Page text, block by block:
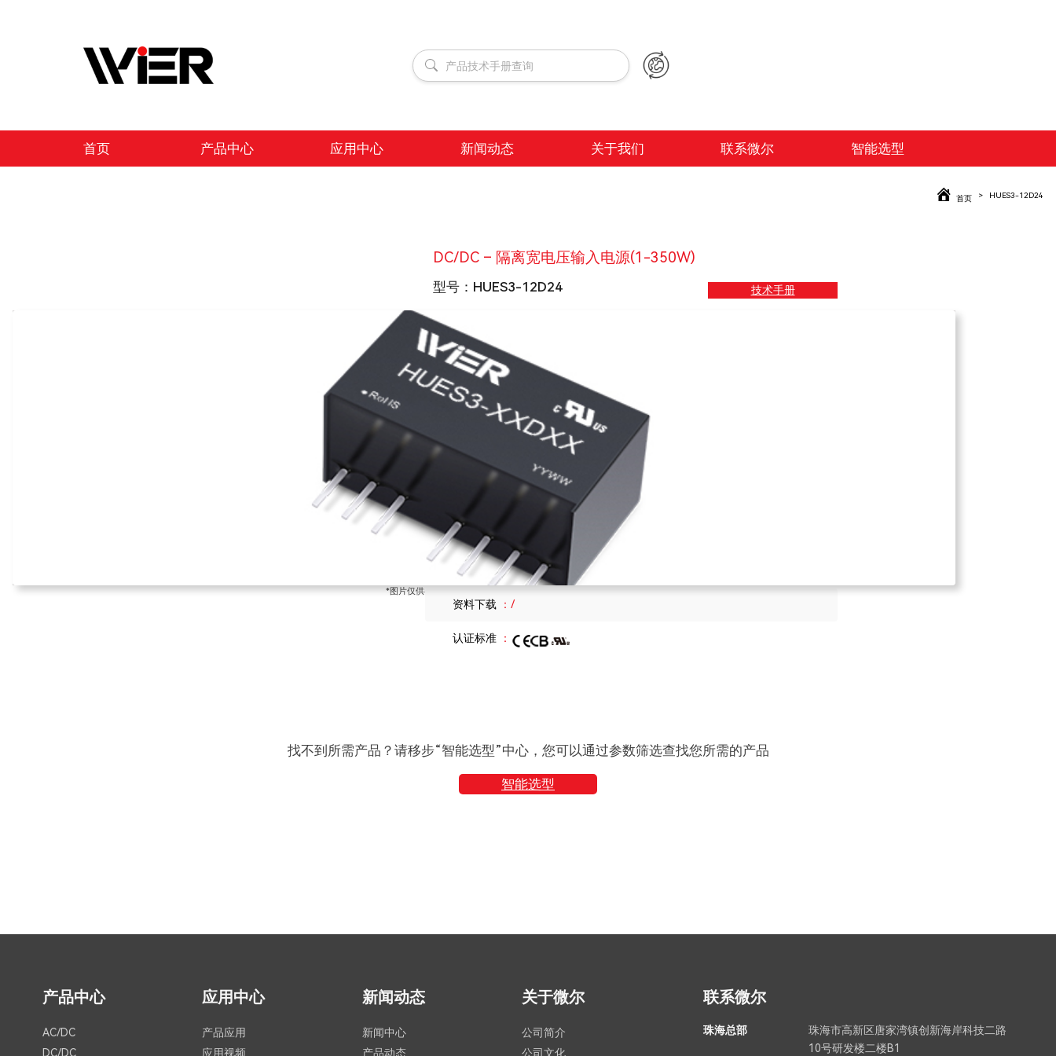
首页 产品中心 应用中心 新闻动态 关于我们 联系微尔 智能选型
首页 HUES3-12D24
*图片仅供参考，具体参数请以实物/技术规格书为准
DC/DC – 隔离宽电压输入电源(1-350W)
型号： HUES3-12D24 技术手册
输出功率
输入电压 4.5-36
输出电压
隔离电压 3000
尺寸大小 22.00 x 9.50 x 12.00
产品特点 /
资料下载 /
认证标准
找不到所需产品？请移步“智能选型”中心，您可以通过参数筛选查找您所需的产品
智能选型
产品中心
AC/DC
DC/DC
应用中心
产品应用
应用视频
新闻动态
新闻中心
产品动态
关于微尔
公司简介
公司文化
联系微尔
珠海总部
珠海市高新区唐家湾镇创新海岸科技二路
10号研发楼二楼B1